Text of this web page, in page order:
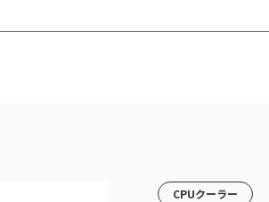
CPUクーラー